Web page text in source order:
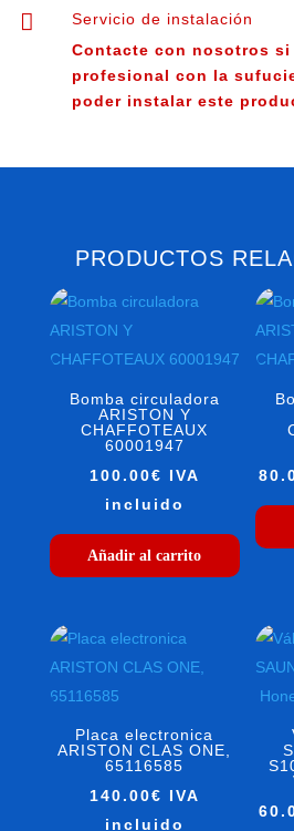

Servicio de instalación
Contacte con nosotros
profesional con la
poder instalar este
PRODUCTOS
Bomba circuladora
ARISTON Y
CHAFFOTEAUX
60001947
100.00€ IVA
incluido
Añadir al carrito
Placa electronica
ARISTON CLAS ONE,
65116585
140.00€ IVA
incluido